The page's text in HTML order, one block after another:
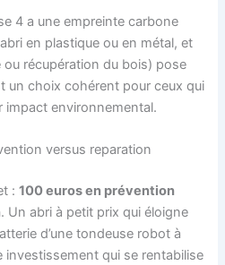
4 a une empreinte carbone
en plastique ou en métal, et
récupération du bois) pose
un choix cohérent pour ceux qui
impact environnemental.
versus reparation
:100 euros en prévention
. Un abri à petit prix qui éloigne
d’une tondeuse robot à
investissement qui se rentabilise